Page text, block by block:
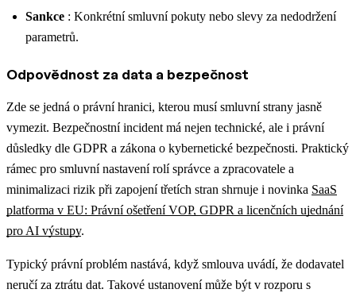
Sankce : Konkrétní smluvní pokuty nebo slevy za nedodržení
parametrů.
Odpovědnost za data a bezpečnost
Zde se jedná o právní hranici, kterou musí smluvní strany jasně
vymezit. Bezpečnostní incident má nejen technické, ale i právní
důsledky dle GDPR a zákona o kybernetické bezpečnosti. Praktický
rámec pro smluvní nastavení rolí správce a zpracovatele a
minimalizaci rizik při zapojení třetích stran shrnuje i novinka SaaS
platforma v EU: Právní ošetření VOP, GDPR a licenčních ujednání
pro AI výstupy.
Typický právní problém nastává, když smlouva uvádí, že dodavatel
neručí za ztrátu dat. Takové ustanovení může být v rozporu s